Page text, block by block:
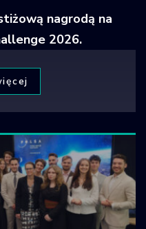
nagrodą na
2026.